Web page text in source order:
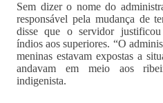
Sem dizer o nome do
responsável pela mudança de
disse que o servidor
índios aos superiores. “O
meninas estavam expostas a
andavam em meio aos
indigenista.